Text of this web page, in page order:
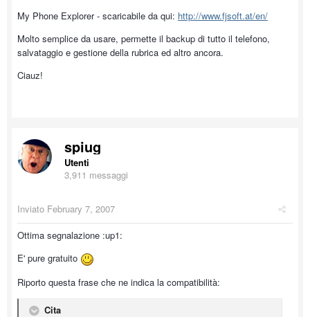
My Phone Explorer - scaricabile da qui: http://www.fjsoft.at/en/
Molto semplice da usare, permette il backup di tutto il telefono,
salvataggio e gestione della rubrica ed altro ancora.
Ciauz!
spiug
Utenti
3,911 messaggi
Inviato February 7, 2007
Ottima segnalazione :up1:
E' pure gratuito
Riporto questa frase che ne indica la compatibilità:
Cita